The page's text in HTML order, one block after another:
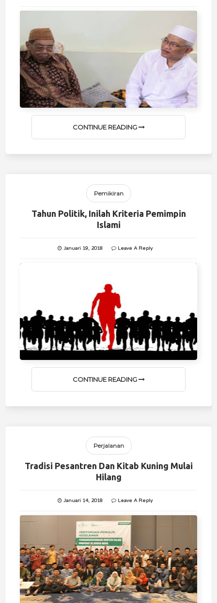
CONTINUE READING
Pemikiran
Tahun Politik, Inilah Kriteria Pemimpin
Islami
Januari 19, 2018 Leave A Reply
CONTINUE READING
Perjalanan
Tradisi Pesantren Dan Kitab Kuning Mulai
Hilang
Januari 14, 2018 Leave A Reply